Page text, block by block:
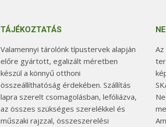
TÁJÉKOZTATÁS
Valamennyi tárolónk típustervek alapján
előre gyártott, egalizált méretben
készül a könnyű otthoni
összeállíthatóság érdekében. Szállítás
lapra szerelt csomagolásban, lefóliázva,
az összes szükséges szerelékkel és
műszaki rajzzal, összeszerelési